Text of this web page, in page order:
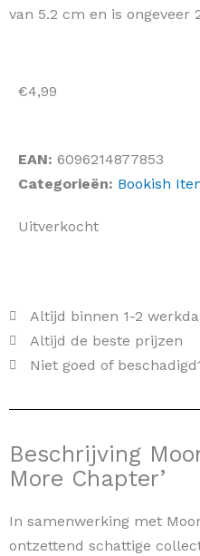
van 5.2 cm en is ongeveer
€4,99
EAN: 6096214877853
Categorieën: Bookish
Uitverkocht
Altijd binnen 1-2
Altijd de beste prijzen
Niet goed of
Beschrijving
More Chapter’
In samenwerking met
ontzettend schattige